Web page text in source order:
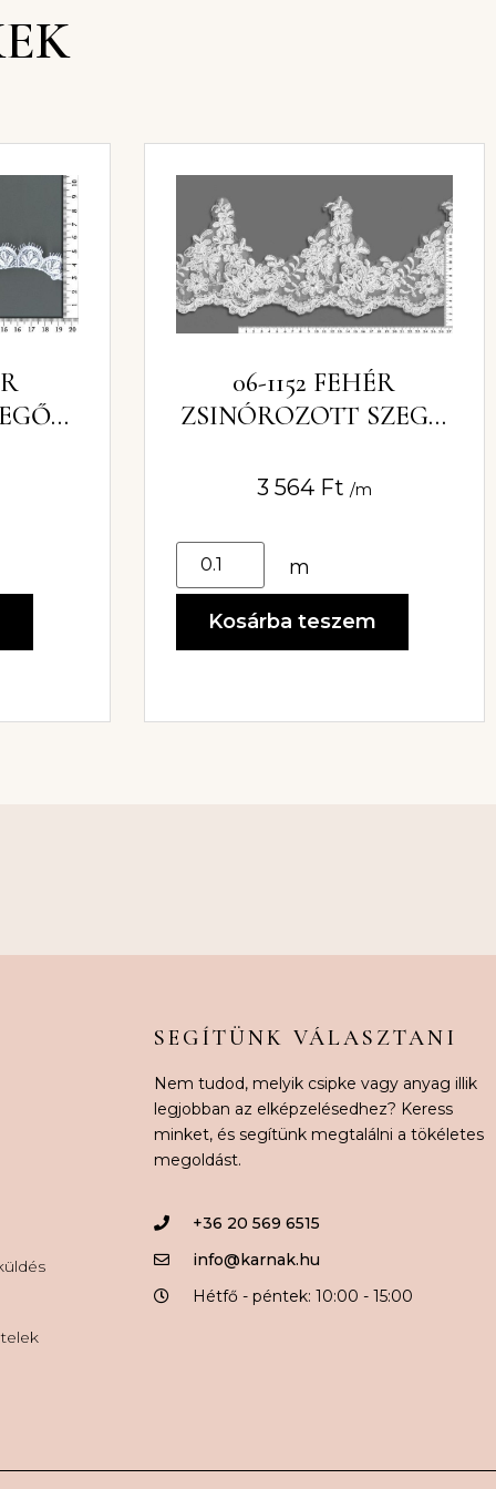
06-1152 FEHÉR
ZSINÓROZOTT SZEGŐ
3 564 Ft /m
m
Kosárba teszem
SEGÍTÜNK VÁLASZTANI
Nem tudod, melyik csipke vagy anyag illik
legjobban az elképzelésedhez? Keress
minket, és segítünk megtalálni a tökéletes
megoldást.
+36 20 569 6515
info@karnak.hu
Hétfő - péntek: 10:00 - 15:00